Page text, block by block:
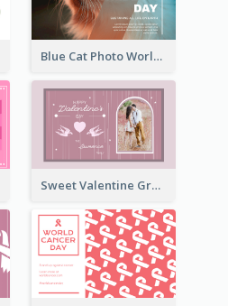
Blue Cat Photo World Wildlife Day Greeting Card
Sweet Valentine Greeting Card Design Ideas